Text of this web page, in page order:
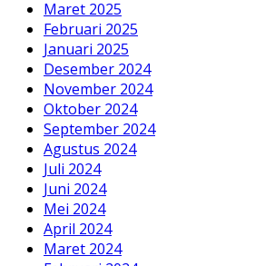
Maret 2025
Februari 2025
Januari 2025
Desember 2024
November 2024
Oktober 2024
September 2024
Agustus 2024
Juli 2024
Juni 2024
Mei 2024
April 2024
Maret 2024